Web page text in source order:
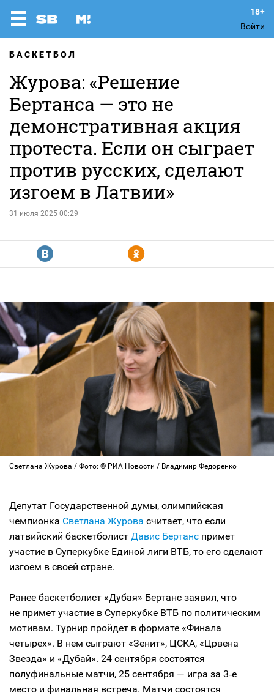
Войти
БАСКЕТБОЛ
Журова: «Решение
Бертанса — это не
демонстративная акция
протеста. Если он сыграет
против русских, сделают
изгоем в Латвии»
31 июля 2025 00:29
R Y
Светлана Журова / Фото: © РИА Новости / Владимир Федоренко
Депутат Государственной думы, олимпийская
чемпионка Светлана Журова считает, что если
латвийский баскетболист Давис Бертанс примет
участие в Суперкубке Единой лиги ВТБ, то его сделают
изгоем в своей стране.
Ранее баскетболист «Дубая» Бертанс заявил, что
не примет участие в Суперкубке ВТБ по политическим
мотивам. Турнир пройдет в формате «Финала
четырех». В нем сыграют «Зенит», ЦСКА, «Црвена
Звезда» и «Дубай». 24 сентября состоятся
полуфинальные матчи, 25 сентября — игра за 3‑е
место и финальная встреча. Матчи состоятся